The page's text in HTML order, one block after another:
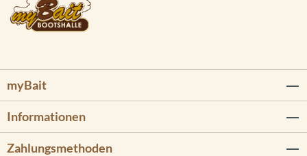
myBait
Informationen
Zahlungsmethoden